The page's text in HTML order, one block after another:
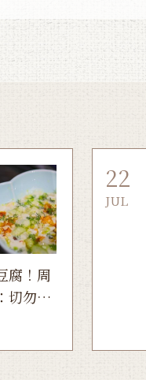
腐！周
切勿過
22
JUL